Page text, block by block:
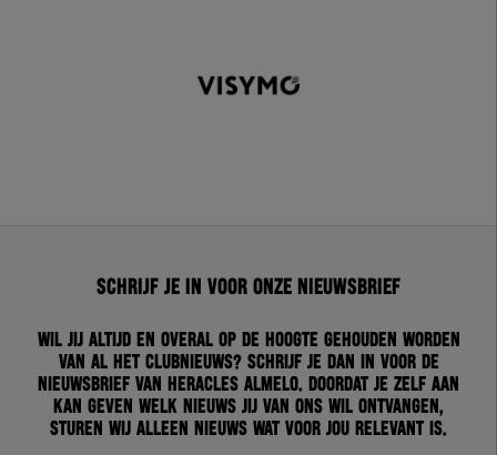
Schrijf je in voor onze nieuwsbrief
Wil jij altijd en overal op de hoogte gehouden worden
van al het clubnieuws? Schrijf je dan in voor de
nieuwsbrief van Heracles Almelo. Doordat je zelf aan
kan geven welk nieuws jij van ons wil ontvangen,
sturen wij alleen nieuws wat voor jou relevant is.